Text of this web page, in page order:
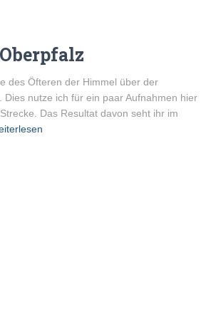
des Öfteren der Himmel über der
nutze ich für ein paar Aufnahmen hier
Das Resultat davon seht ihr im